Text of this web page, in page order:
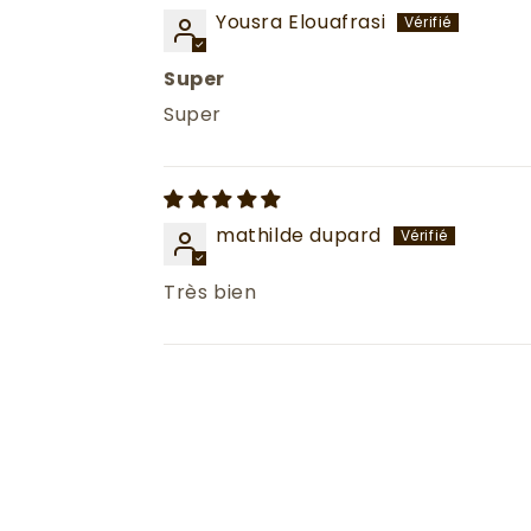
Yousra Elouafrasi
Super
Super
mathilde dupard
Très bien